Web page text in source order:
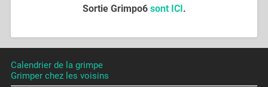
Sortie Grimpo6 sont ICI.
Calendrier de la grimpe
Grimper chez les voisins